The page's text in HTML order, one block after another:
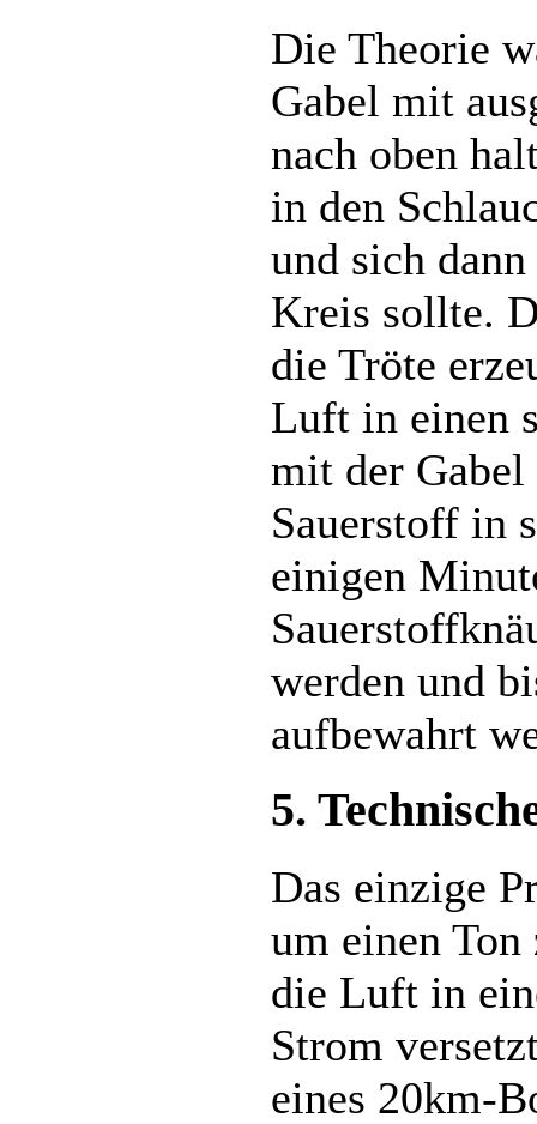
Die Theorie
Gabel mit
nach oben
in den
und sich
Kreis sollte.
die Tröte
Luft in einen
mit der
Sauerstoff in
einigen
werden und
aufbewahrt
5.
Das einzige
um einen Ton
die Luft in
Strom
eines 20km-